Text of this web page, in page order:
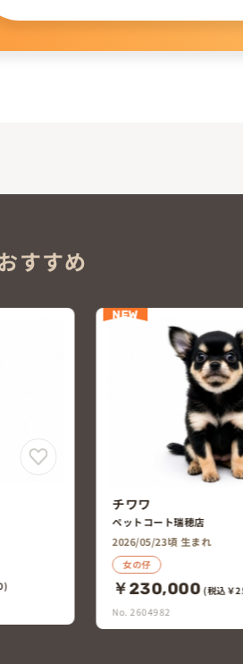
すすめ
253,000)
チワワ
ペットエキスポ多
2026/05/20頃 生ま
男の仔
￥228,000
No. 2604972